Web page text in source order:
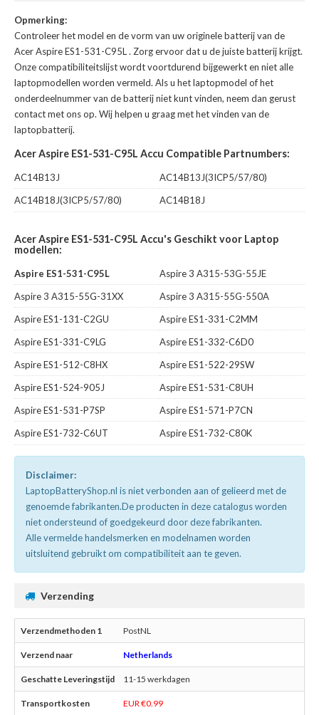
Opmerking:
Controleer het model en de vorm van uw originele batterij van de
Acer Aspire ES1-531-C95L. Zorg ervoor dat u de juiste batterij krijgt.
Onze compatibiliteitslijst wordt voortdurend bijgewerkt en niet alle
laptopmodellen worden vermeld. Als u het laptopmodel of het
onderdeelnummer van de batterij niet kunt vinden, neem dan gerust
contact met ons op. Wij helpen u graag met het vinden van de
laptopbatterij.
Acer Aspire ES1-531-C95L Accu Compatible Partnumbers:
AC14B13J
AC14B13J(3ICP5/57/80)
AC14B18J(3ICP5/57/80)
AC14B18J
Acer Aspire ES1-531-C95L Accu's Geschikt voor Laptop
modellen:
Aspire ES1-531-C95L
Aspire 3 A315-53G-55JE
Aspire 3 A315-55G-31XX
Aspire 3 A315-55G-550A
Aspire ES1-131-C2GU
Aspire ES1-331-C2MM
Aspire ES1-331-C9LG
Aspire ES1-332-C6D0
Aspire ES1-512-C8HX
Aspire ES1-522-29SW
Aspire ES1-524-905J
Aspire ES1-531-C8UH
Aspire ES1-531-P7SP
Aspire ES1-571-P7CN
Aspire ES1-732-C6UT
Aspire ES1-732-C80K
Disclaimer:
LaptopBatteryShop.nl is niet verbonden aan of gelieerd met de
genoemde fabrikanten.De producten in deze catalogus worden
niet ondersteund of goedgekeurd door deze fabrikanten.
Alle vermelde handelsmerken en modelnamen worden
uitsluitend gebruikt om compatibiliteit aan te geven.
Verzending
PostNL
Netherlands
11-15 werkdagen
EUR €0.99